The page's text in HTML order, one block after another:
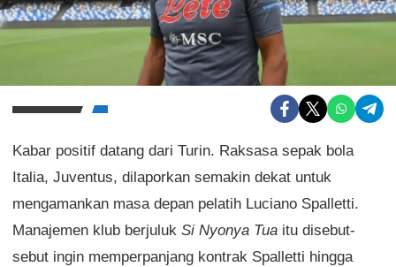
Kabar positif datang dari Turin. Raksasa sepak bola
Italia, Juventus, dilaporkan semakin dekat untuk
mengamankan masa depan pelatih Luciano Spalletti.
Manajemen klub berjuluk Si Nyonya Tua itu disebut-
sebut ingin memperpanjang kontrak Spalletti hingga